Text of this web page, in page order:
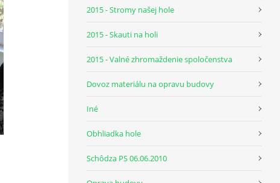
2015 - Stromy našej hole
2015 - Skauti na holi
2015 - Valné zhromaždenie spoločenstva
Dovoz materiálu na opravu budovy
Iné
Obhliadka hole
Schôdza PS 06.06.2010